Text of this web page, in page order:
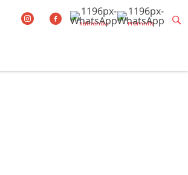
Rathenow Premnitz